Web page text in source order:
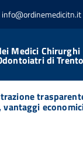
info@ordinemedicitn.it
Medici Chirurghi
di Trento